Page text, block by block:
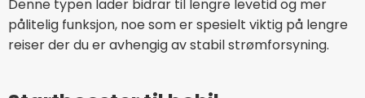
Denne typen lader bidrar til lengre levetid og mer
pålitelig funksjon, noe som er spesielt viktig på lengre
reiser der du er avhengig av stabil strømforsyning.